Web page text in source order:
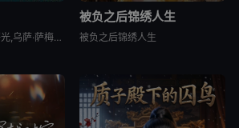
郑润奇,李树浩,赵曙光,乌萨·萨梅坎姆,李思潼,王彦桐,吴少卿,王晓慧,李德如
被负之后锦绣人生
被负之后锦绣人生